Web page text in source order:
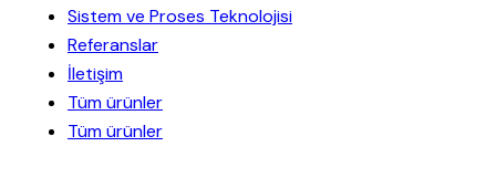
Sistem ve Proses Teknolojisi
Referanslar
İletişim
Tüm ürünler
Tüm ürünler